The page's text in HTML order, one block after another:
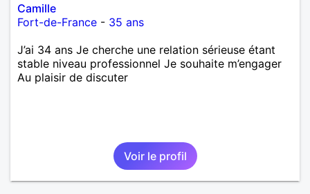
Camille
Fort-de-France - 35 ans
J’ai 34 ans Je cherche une relation sérieuse étant
stable niveau professionnel Je souhaite m’engager
Au plaisir de discuter
Voir le profil